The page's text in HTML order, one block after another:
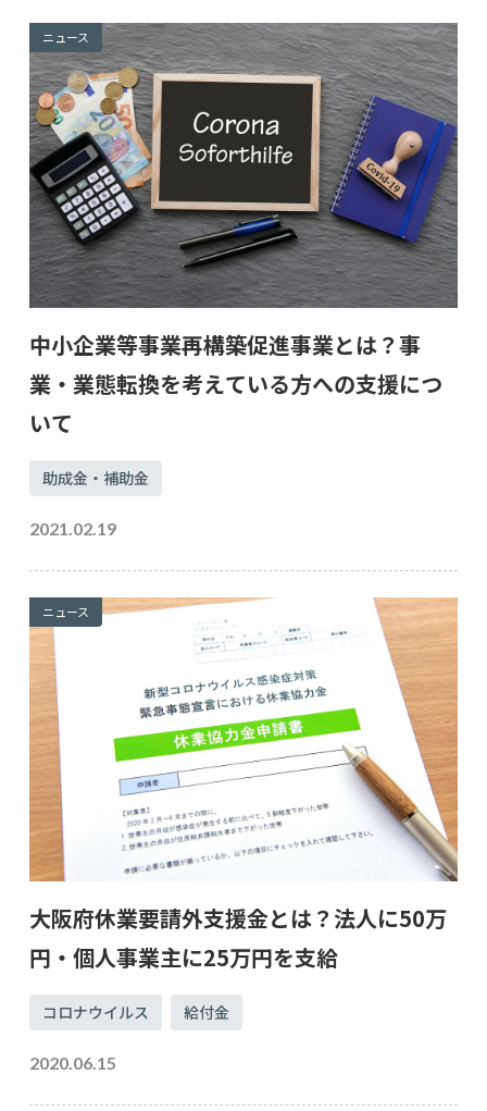
ニュース
中小企業等事業再構築促進事業とは？事
業・業態転換を考えている方への支援につ
いて
助成金・補助金
2021.02.19
ニュース
大阪府休業要請外支援金とは？法人に50万
円・個人事業主に25万円を支給
コロナウイルス 給付金
2020.06.15